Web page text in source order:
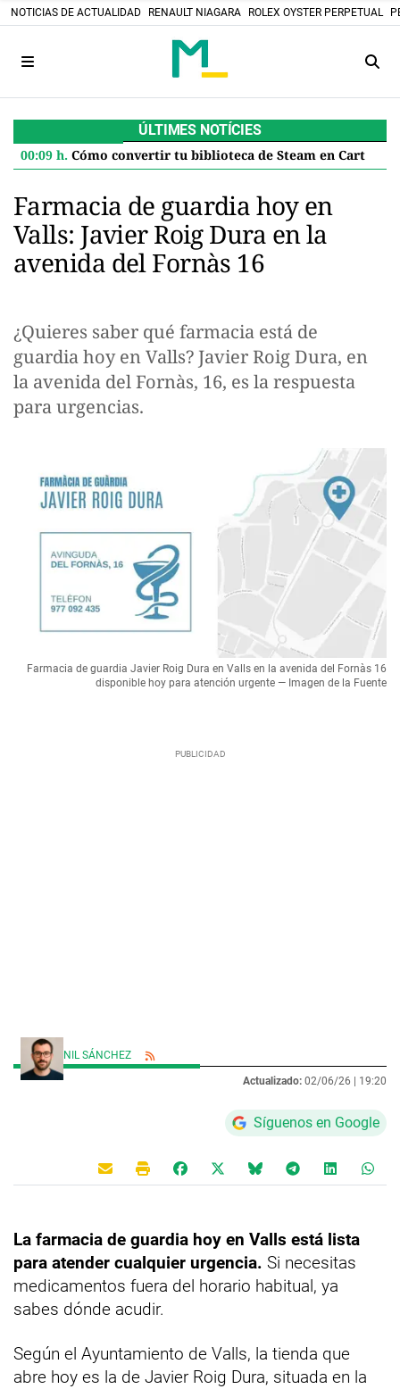
NOTICIAS DE ACTUALIDAD RENAULT NIAGARA ROLEX OYSTER PERPETUAL
ÚLTIMES NOTÍCIES
00:09 h. Cómo convertir tu biblioteca de Steam en Cartuchos retro: el proyecto DIY que desafía el futuro digital
Farmacia de guardia hoy en
Valls: Javier Roig Dura en la
avenida del Fornàs 16
¿Quieres saber qué farmacia está de
guardia hoy en Valls? Javier Roig Dura, en
la avenida del Fornàs, 16, es la respuesta
para urgencias.
Farmacia de guardia Javier Roig Dura en Valls en la avenida del Fornàs 16
disponible hoy para atención urgente — Imagen de la Fuente
NIL SÁNCHEZ
Actualizado: 02/06/26 | 19:20
Síguenos en Google
La farmacia de guardia hoy en Valls está lista
para atender cualquier urgencia. Si necesitas
medicamentos fuera del horario habitual, ya
sabes dónde acudir.
Según el Ayuntamiento de Valls, la tienda que
abre hoy es la de Javier Roig Dura, situada en la